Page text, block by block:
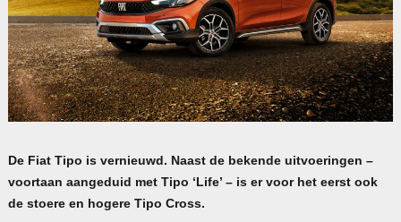
De Fiat Tipo is vernieuwd. Naast de bekende uitvoeringen –
voortaan aangeduid met Tipo ‘Life’ – is er voor het eerst ook
de stoere en hogere Tipo Cross.